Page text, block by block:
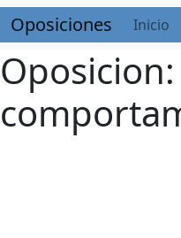
Oposiciones Inicio